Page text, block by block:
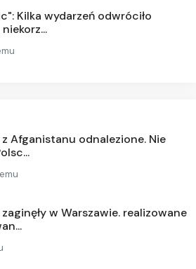
Kilka wydarzeń odwróciło
Afganistanu odnalezione. Nie
w Warszawie. realizowane